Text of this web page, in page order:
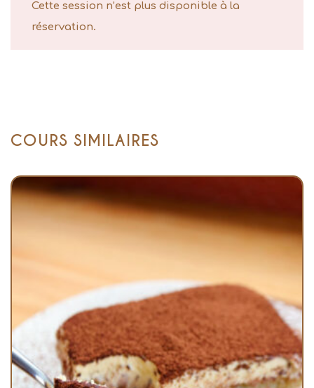
Cette session n’est plus disponible à la
réservation.
COURS SIMILAIRES